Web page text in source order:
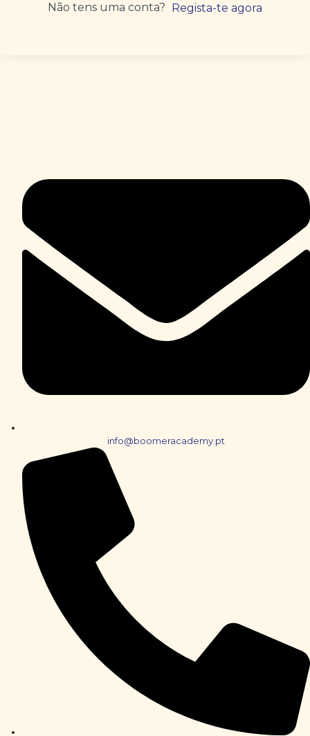
Não tens uma conta? Regista-te agora
info@boomeracademy.pt